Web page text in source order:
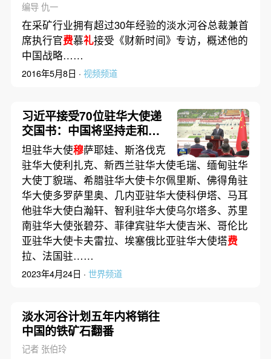
编导 仇一
在采矿行业拥有超过30年经验的淡水河谷总裁兼首
席执行官费慕礼接受《财新时间》专访，概述他的
中国战略……
2016年5月8日 · 视频频道
习近平接受70位驻华大使递
交国书：中国将坚持走和平
发展道路 坚持对外开放基本
国策
坦驻华大使穆萨耶娃、斯洛伐克
驻华大使利扎克、新西兰驻华大使毛瑞、缅甸驻华
大使丁貌瑞、希腊驻华大使卡尔佩里斯、佛得角驻
华大使多罗萨里奥、几内亚驻华大使科伊塔、马耳
他驻华大使白瀚轩、智利驻华大使乌尔塔多、苏里
南驻华大使张碧芬、菲律宾驻华大使吉米、哥伦比
亚驻华大使卡夫雷拉、埃塞俄比亚驻华大使塔费
拉、法国驻……
2023年4月24日 · 世界频道
淡水河谷计划五年内将销往
中国的铁矿石翻番
记者 张伯玲